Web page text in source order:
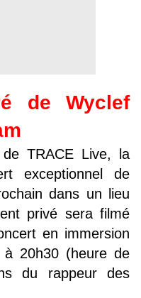
de Wyclef
TRACE Live, la
exceptionnel de
dans un lieu
privé sera filmé
en immersion
20h30 (heure de
du rappeur des